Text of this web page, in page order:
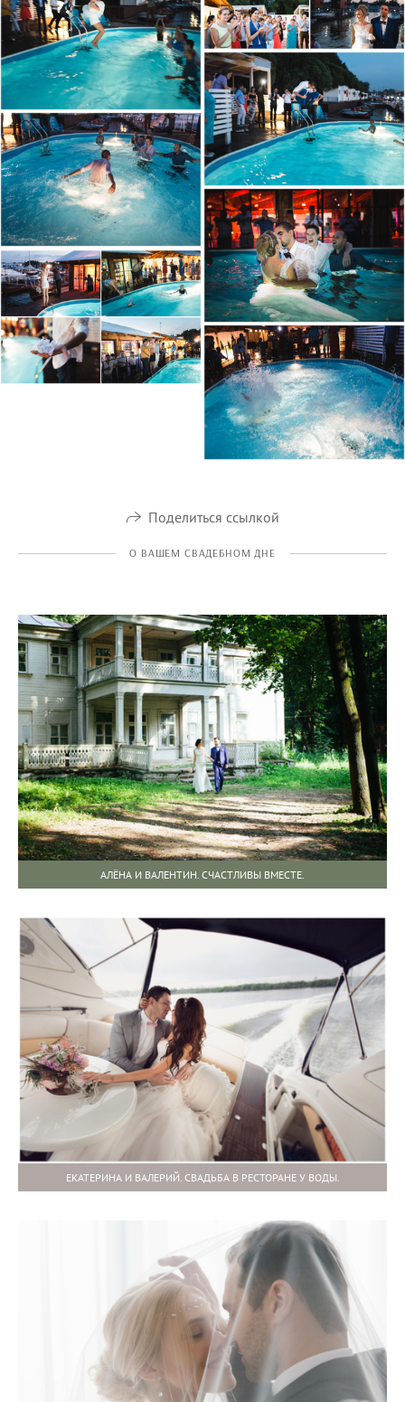
Поделиться ссылкой
О ВАШЕМ СВАДЕБНОМ ДНЕ
АЛЁНА И ВАЛЕНТИН. СЧАСТЛИВЫ ВМЕСТЕ.
ЕКАТЕРИНА И ВАЛЕРИЙ. СВАДЬБА В РЕСТОРАНЕ У ВОДЫ.